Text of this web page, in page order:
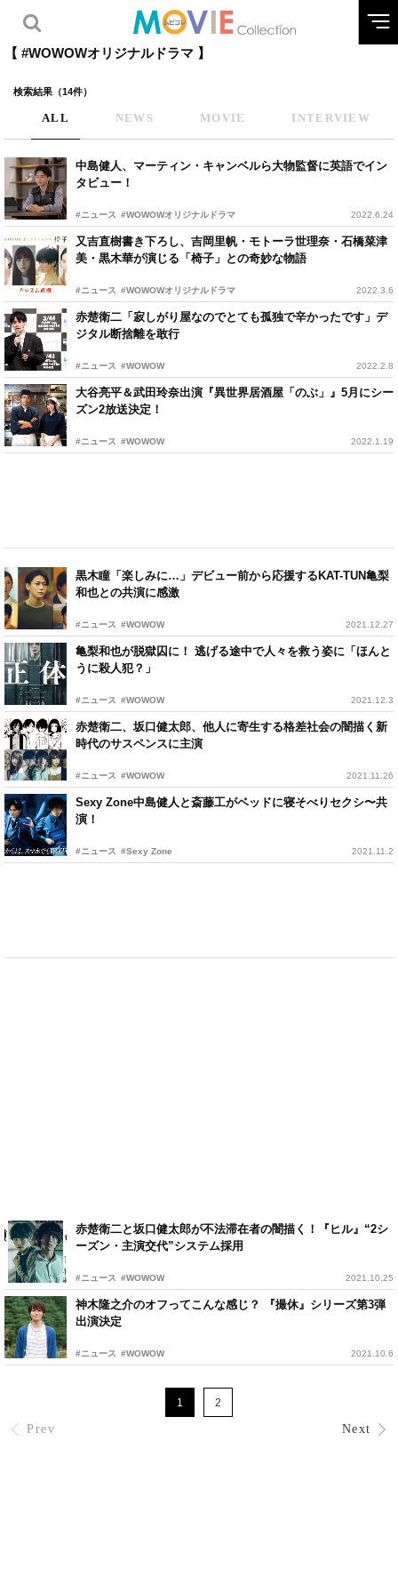
【 #WOWOWオリジナルドラマ 】
検索結果（14件）
ALL NEWS MOVIE INTERVIEW
中島健人、マーティン・キャンベルら大物監督に英語でイン
タビュー！
#ニュース #WOWOWオリジナルドラマ 2022.6.24
又吉直樹書き下ろし、吉岡里帆・モトーラ世理奈・石橋菜津
美・黒木華が演じる「椅子」との奇妙な物語
#ニュース #WOWOWオリジナルドラマ 2022.3.6
赤楚衛二「寂しがり屋なのでとても孤独で辛かったです」デ
ジタル断捨離を敢行
#ニュース #WOWOW 2022.2.8
大谷亮平＆武田玲奈出演『異世界居酒屋「のぶ」』5月にシー
ズン2放送決定！
#ニュース #WOWOW 2022.1.19
黒木瞳「楽しみに…」デビュー前から応援するKAT-TUN⻲梨
和也との共演に感激
#ニュース #WOWOW 2021.12.27
⻲梨和也が脱獄囚に！ 逃げる途中で人々を救う姿に「ほんと
うに殺人犯？」
#ニュース #WOWOW 2021.12.3
赤楚衛二、坂口健太郎、他人に寄生する格差社会の闇描く新
時代のサスペンスに主演
#ニュース #WOWOW 2021.11.26
Sexy Zone中島健人と斎藤工がベッドに寝そべりセクシ〜共
演！
#ニュース #Sexy Zone 2021.11.2
赤楚衛二と坂口健太郎が不法滞在者の闇描く！『ヒル』“2シ
ーズン・主演交代”システム採用
#ニュース #WOWOW 2021.10.25
神木隆之介のオフってこんな感じ？ 『撮休』シリーズ第3弾
出演決定
#ニュース #WOWOW 2021.10.6
Prev
1 2
Next